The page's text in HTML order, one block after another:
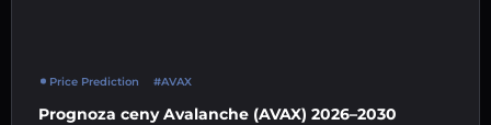
Price Prediction #AVAX
Prognoza ceny Avalanche (AVAX) 2026–2030